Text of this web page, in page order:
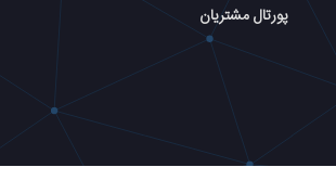
پورتال مشتریان